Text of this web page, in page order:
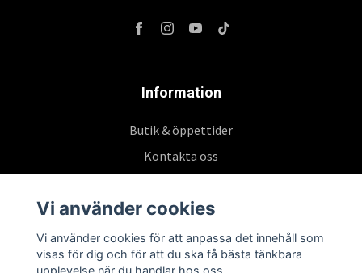
Information
Butik & öppettider
Kontakta oss
Prenumerera på vårt nyhetsbrev
Vi använder cookies
Vi använder cookies för att anpassa det innehåll som
visas för dig och för att du ska få bästa tänkbara
upplevelse när du handlar hos oss.